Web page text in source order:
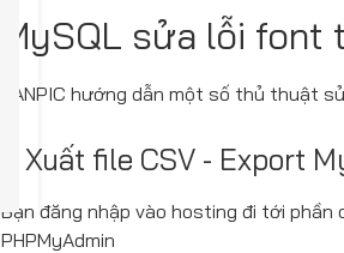
MySQL sửa lỗi
PANPIC hướng dẫn một số thủ thuật
1. Xuất file CSV - Export
Bạn đăng nhập vào hosting đi tới
PHPMyAdmin